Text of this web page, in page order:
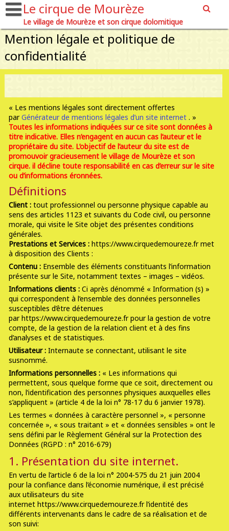
Le cirque de Mourèze
Le village de Mourèze et son cirque dolomitique
Mention légale et politique de
confidentialité
« Les mentions légales sont directement offertes
parGénérateur de mentions légales d’un site internet . »
Toutes les informations indiquées sur ce site sont données à
titre indicative. Elles n’engagent en aucun cas l’auteur et le
propriétaire du site. L’objectif de l’auteur du site est de
promouvoir gracieusement le village de Mourèze et son
cirque. il décline toute responsabilité en cas d’erreur sur le site
ou d’informations éronnées.
Définitions
Client : tout professionnel ou personne physique capable au
sens des articles 1123 et suivants du Code civil, ou personne
morale, qui visite le Site objet des présentes conditions
générales.
Prestations et Services : https://www.cirquedemoureze.fr met
à disposition des Clients :
Contenu : Ensemble des éléments constituants l’information
présente sur le Site, notamment textes – images – vidéos.
Informations clients : Ci après dénommé « Information (s) »
qui correspondent à l’ensemble des données personnelles
susceptibles d’être détenues
par https://www.cirquedemoureze.fr pour la gestion de votre
compte, de la gestion de la relation client et à des fins
d’analyses et de statistiques.
Utilisateur : Internaute se connectant, utilisant le site
susnommé.
Informations personnelles : « Les informations qui
permettent, sous quelque forme que ce soit, directement ou
non, l’identification des personnes physiques auxquelles elles
s’appliquent » (article 4 de la loi n° 78-17 du 6 janvier 1978).
Les termes « données à caractère personnel », « personne
concernée », « sous traitant » et « données sensibles » ont le
sens défini par le Règlement Général sur la Protection des
Données (RGPD : n° 2016-679)
1. Présentation du site internet.
En vertu de l’article 6 de la loi n° 2004-575 du 21 juin 2004
pour la confiance dans l’économie numérique, il est précisé
aux utilisateurs du site
internet https://www.cirquedemoureze.fr l’identité des
différents intervenants dans le cadre de sa réalisation et de
son suivi: